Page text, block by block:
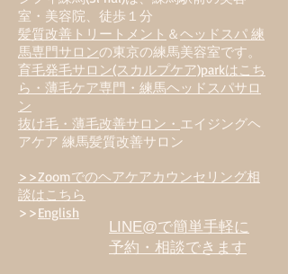
室・美容院、徒歩１分
髪質改善トリートメント ＆ヘッドスパ 練
馬専門サロンの東京の練馬美容室です。
育毛発毛サロン(スカルプケア)parkはこち
ら・薄毛ケア専門・練馬ヘッドスパサロ
ン
抜け毛・薄毛改善サロン・ エイジングヘ
アケア 練馬髪質改善サロン
>>Zoomでのヘアケアカウンセリング相
談はこちら
>>English
LINE@で簡単手軽に
予約・相談できます